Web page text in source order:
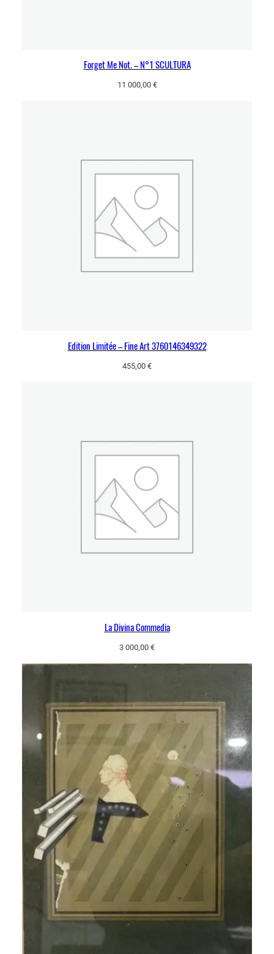
Forget Me Not. – N°1 SCULTURA
11 000,00 €
Edition Limitée – Fine Art 3760146349322
455,00 €
La Divina Commedia
3 000,00 €